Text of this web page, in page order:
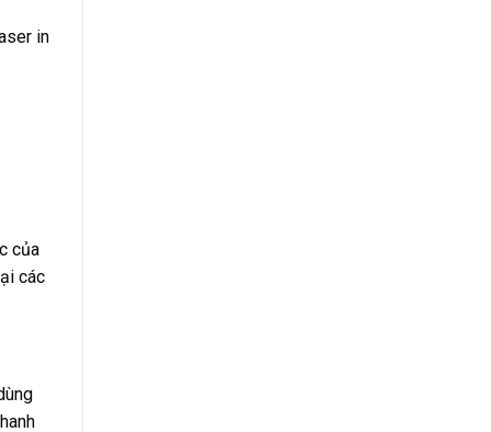
in
của
các